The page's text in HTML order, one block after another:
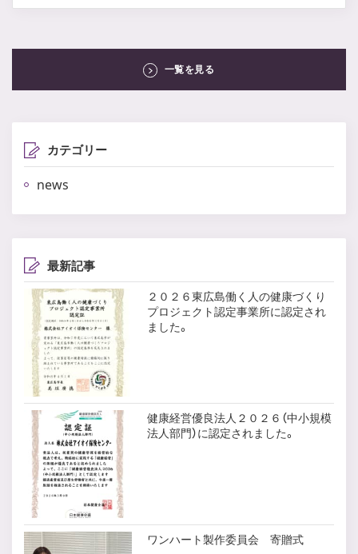
一覧を見る
カテゴリー
news
最新記事
２０２６東広島働く人の健康づくり
プロジェクト認定事業所に認定され
ました。
健康経営優良法人２０２６（中小規模
法人部門）に認定されました。
ワンハート製作委員会 寄贈式